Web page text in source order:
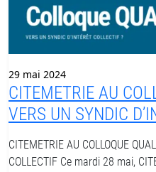
29 mai 2024
CITEMETRIE AU
VERS UN SYNDIC
CITEMETRIE AU COLLOQUE
COLLECTIF Ce mardi 28 mai,